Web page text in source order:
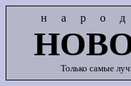
Только самые